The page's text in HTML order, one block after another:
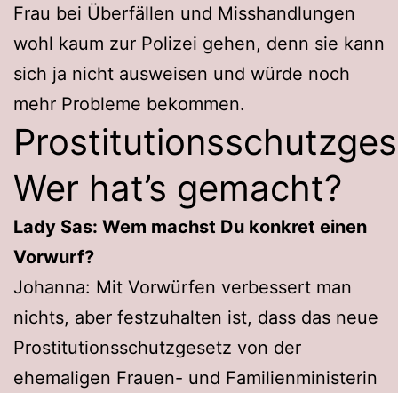
Frau bei Überfällen und Misshandlungen
wohl kaum zur Polizei gehen, denn sie kann
sich ja nicht ausweisen und würde noch
mehr Probleme bekommen.
Wer hat’s gemacht?
Lady Sas: Wem machst Du konkret einen
Vorwurf?
Johanna: Mit Vorwürfen verbessert man
nichts, aber festzuhalten ist, dass das neue
Prostitutionsschutzgesetz von der
ehemaligen Frauen- und Familienministerin